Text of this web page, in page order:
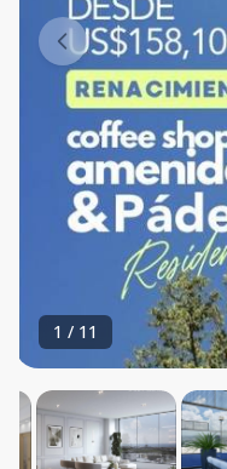
1 / 11